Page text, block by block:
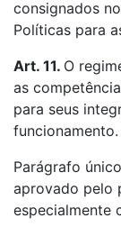
consignados
Políticas para
Art. 11. O
as
para seus
funcionamento.
Parágrafo
aprovado pelo
especialmente